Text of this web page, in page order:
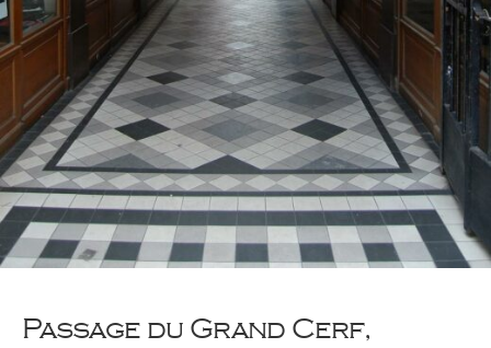
Passage du Grand Cerf,